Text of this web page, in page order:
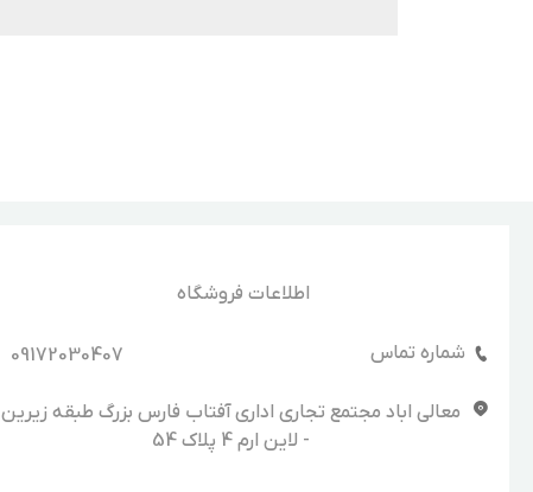
اطلاعات فروشگاه
شماره تماس 09172030407
معالی اباد مجتمع تجاری اداری آفتاب فارس بزرگ طبقه زیرین
- لاین ارم 4 پلاک 54